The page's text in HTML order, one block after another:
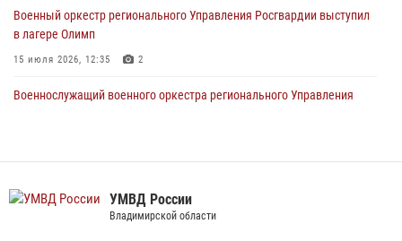
17 июля 2026, 12:02 2
Военный оркестр регионального Управления Росгвардии выступил
в лагере Олимп
15 июля 2026, 12:35 2
Военнослужащий военного оркестра регионального Управления
Сотрудники регионального Управления Росгвардии приняли
участие в божественной литургии в день памяти святого
УМВД России
Владимирской области